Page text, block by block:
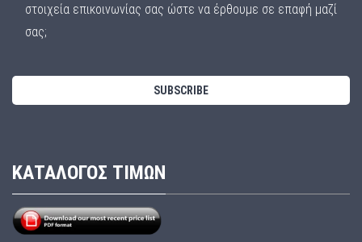
στοιχεία επικοινωνίας σας ώστε να έρθουμε σε επαφή μαζί
σας;
ΚΑΤΑΛΟΓΟΣ ΤΙΜΩΝ